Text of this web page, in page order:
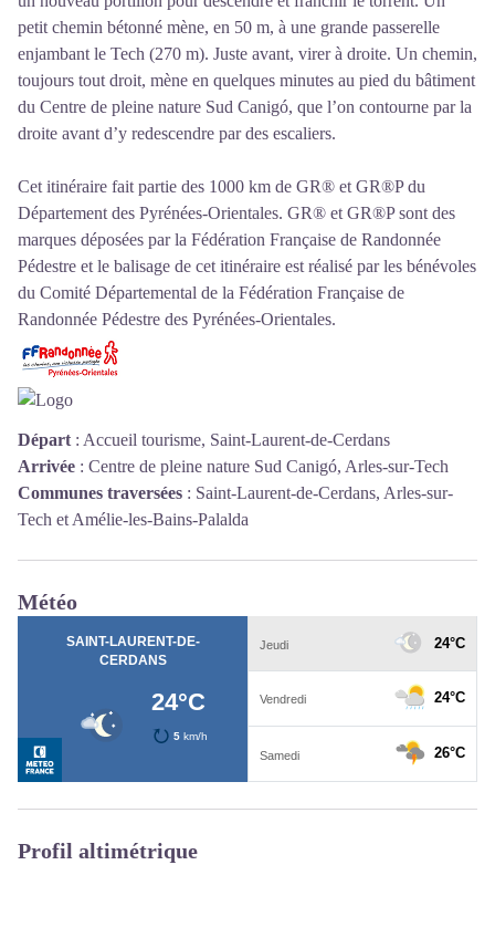
petit chemin bétonné mène, en 50 m, à une grande passerelle
enjambant le Tech (270 m). Juste avant, virer à droite. Un chemin,
toujours tout droit, mène en quelques minutes au pied du bâtiment
du Centre de pleine nature Sud Canigó, que l’on contourne par la
droite avant d’y redescendre par des escaliers.
Cet itinéraire fait partie des 1000 km de GR® et GR®P du
Département des Pyrénées-Orientales. GR® et GR®P sont des
marques déposées par la Fédération Française de Randonnée
Pédestre et le balisage de cet itinéraire est réalisé par les bénévoles
du Comité Départemental de la Fédération Française de
Randonnée Pédestre des Pyrénées-Orientales.
Départ : Accueil tourisme, Saint-Laurent-de-Cerdans
Arrivée : Centre de pleine nature Sud Canigó, Arles-sur-Tech
Communes traversées : Saint-Laurent-de-Cerdans, Arles-sur-
Tech et Amélie-les-Bains-Palalda
Météo
Profil altimétrique